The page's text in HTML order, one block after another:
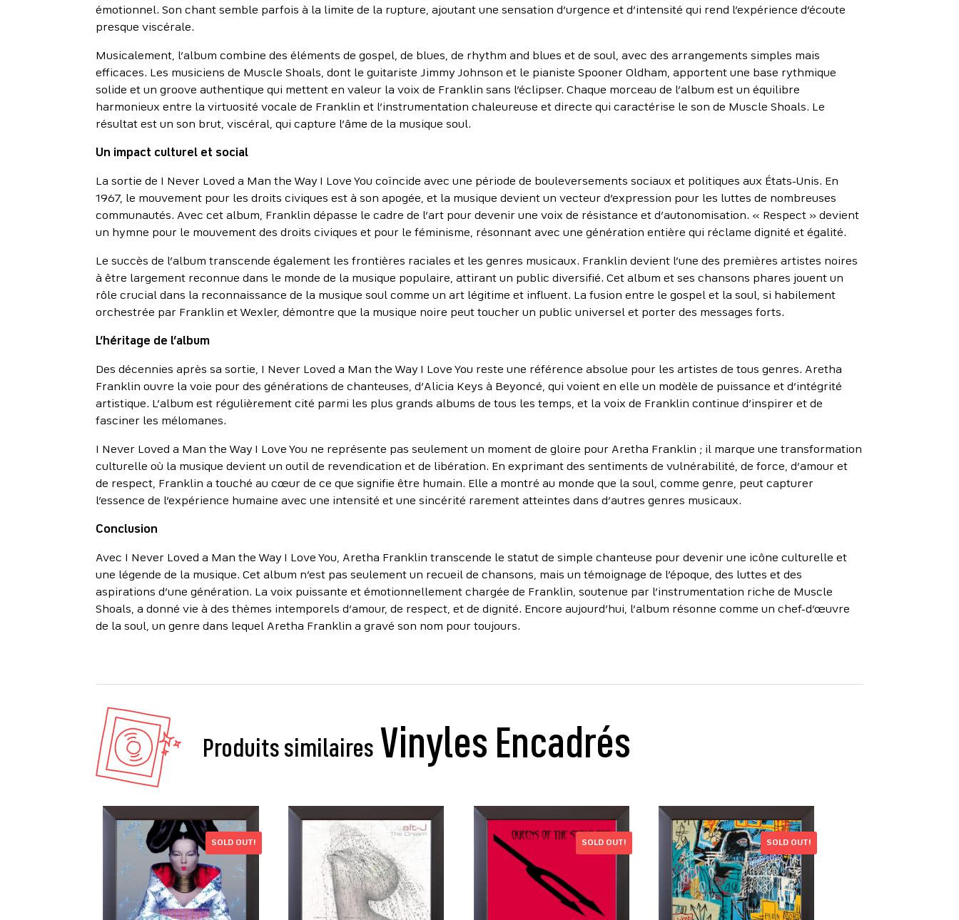
émotionnel. Son chant semble parfois à la limite de la rupture, ajoutant une sensation d’urgence et d’intensité qui rend l’expérience d’écoute
presque viscérale.
Musicalement, l’album combine des éléments de gospel, de blues, de rhythm and blues et de soul, avec des arrangements simples mais
efficaces. Les musiciens de Muscle Shoals, dont le guitariste Jimmy Johnson et le pianiste Spooner Oldham, apportent une base rythmique
solide et un groove authentique qui mettent en valeur la voix de Franklin sans l’éclipser. Chaque morceau de l’album est un équilibre
harmonieux entre la virtuosité vocale de Franklin et l’instrumentation chaleureuse et directe qui caractérise le son de Muscle Shoals. Le
résultat est un son brut, viscéral, qui capture l’âme de la musique soul.
Un impact culturel et social
La sortie de I Never Loved a Man the Way I Love You coïncide avec une période de bouleversements sociaux et politiques aux États-Unis. En
1967, le mouvement pour les droits civiques est à son apogée, et la musique devient un vecteur d’expression pour les luttes de nombreuses
communautés. Avec cet album, Franklin dépasse le cadre de l’art pour devenir une voix de résistance et d’autonomisation. « Respect » devient
un hymne pour le mouvement des droits civiques et pour le féminisme, résonnant avec une génération entière qui réclame dignité et égalité.
Le succès de l’album transcende également les frontières raciales et les genres musicaux. Franklin devient l’une des premières artistes noires
à être largement reconnue dans le monde de la musique populaire, attirant un public diversifié. Cet album et ses chansons phares jouent un
rôle crucial dans la reconnaissance de la musique soul comme un art légitime et influent. La fusion entre le gospel et la soul, si habilement
orchestrée par Franklin et Wexler, démontre que la musique noire peut toucher un public universel et porter des messages forts.
L’héritage de l’album
Des décennies après sa sortie, I Never Loved a Man the Way I Love You reste une référence absolue pour les artistes de tous genres. Aretha
Franklin ouvre la voie pour des générations de chanteuses, d’Alicia Keys à Beyoncé, qui voient en elle un modèle de puissance et d’intégrité
artistique. L’album est régulièrement cité parmi les plus grands albums de tous les temps, et la voix de Franklin continue d’inspirer et de
fasciner les mélomanes.
I Never Loved a Man the Way I Love You ne représente pas seulement un moment de gloire pour Aretha Franklin ; il marque une transformation
culturelle où la musique devient un outil de revendication et de libération. En exprimant des sentiments de vulnérabilité, de force, d’amour et
de respect, Franklin a touché au cœur de ce que signifie être humain. Elle a montré au monde que la soul, comme genre, peut capturer
l’essence de l’expérience humaine avec une intensité et une sincérité rarement atteintes dans d’autres genres musicaux.
Conclusion
Avec I Never Loved a Man the Way I Love You, Aretha Franklin transcende le statut de simple chanteuse pour devenir une icône culturelle et
une légende de la musique. Cet album n’est pas seulement un recueil de chansons, mais un témoignage de l’époque, des luttes et des
aspirations d’une génération. La voix puissante et émotionnellement chargée de Franklin, soutenue par l’instrumentation riche de Muscle
Shoals, a donné vie à des thèmes intemporels d’amour, de respect, et de dignité. Encore aujourd’hui, l’album résonne comme un chef-d’œuvre
de la soul, un genre dans lequel Aretha Franklin a gravé son nom pour toujours.
Produits similaires
SOLD OUT! SOLD OUT! SOLD OUT!